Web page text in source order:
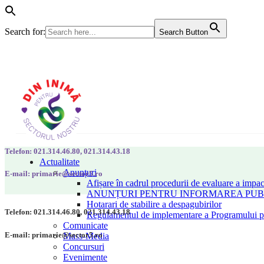
Search for: Search Button
Actualitate
Anunțuri
Afișare în cadrul procedurii de evaluare a
ANUNȚURI PENTRU INFORMAREA
Hotarari de stabilire a despagubirilor
Regulamentul de implementare a Programului
Comunicate
Mass-Media
Concursuri
Evenimente
Telefon: 021.314.46.80, 021.314.43.18
E-mail: primarie@sector5.ro
Telefon: 021.314.46.80, 021.314.43.18
E-mail: primarie@sector5.ro